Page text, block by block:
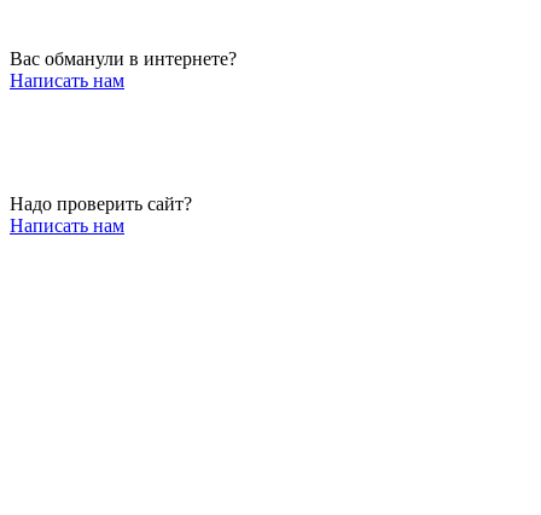
Вас обманули в интернете?
Написать нам
Надо проверить сайт?
Написать нам